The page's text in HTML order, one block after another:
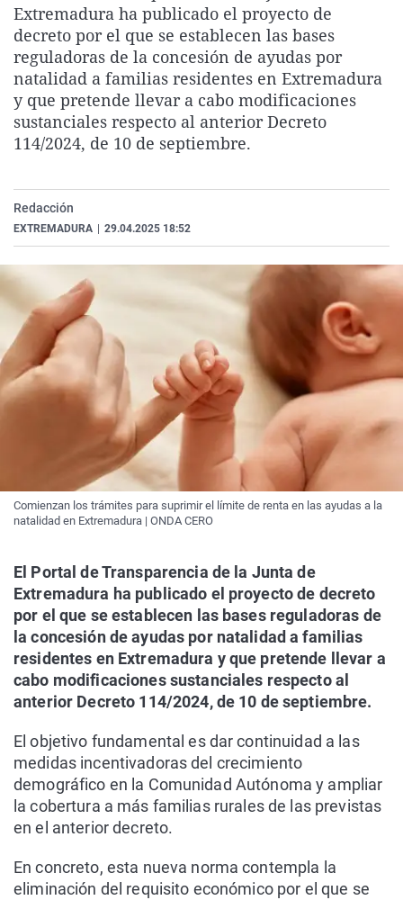
La rosa de los vientos
Gente viajera
Como el perro y el
Caso
Retornados
Equipo de
Operación Viuda
Extremadura
Galicia
La Rioja
Navarra
Virales
Televisión
Elecciones
Extremadura ha publicado el proyecto de
decreto por el que se establecen las bases
reguladoras de la concesión de ayudas por
natalidad a familias residentes en Extremadura
y que pretende llevar a cabo modificaciones
sustanciales respecto al anterior Decreto
114/2024, de 10 de septiembre.
Redacción
EXTREMADURA 29.04.2025 18:52
Comienzan los trámites para suprimir el límite de renta en las ayudas a la
natalidad en Extremadura | ONDA CERO
El Portal de Transparencia de la Junta de
Extremadura ha publicado el proyecto de decreto
por el que se establecen las bases reguladoras de
la concesión de ayudas por natalidad a familias
residentes en Extremadura y que pretende llevar a
cabo modificaciones sustanciales respecto al
anterior Decreto 114/2024, de 10 de septiembre.
El objetivo fundamental es dar continuidad a las
medidas incentivadoras del crecimiento
demográfico en la Comunidad Autónoma y ampliar
la cobertura a más familias rurales de las previstas
en el anterior decreto.
En concreto, esta nueva norma contempla la
eliminación del requisito económico por el que se